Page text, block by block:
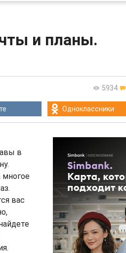
и планы.
5934
Одноклассники
в
многое
вас